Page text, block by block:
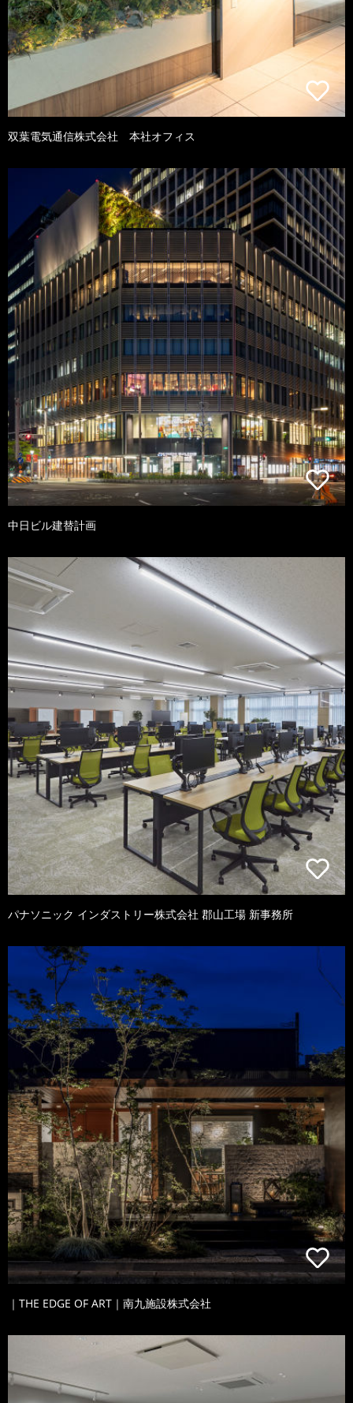
双葉電気通信株式会社 本社オフィス
中日ビル建替計画
パナソニック インダストリー株式会社 郡山工場 新事務所
｜THE EDGE OF ART｜南九施設株式会社